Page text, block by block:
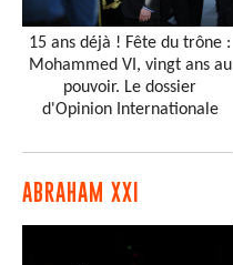
15 ans déjà ! Fête du trône :
Mohammed VI, vingt ans au
pouvoir. Le dossier
d'Opinion Internationale
ABRAHAM XXI